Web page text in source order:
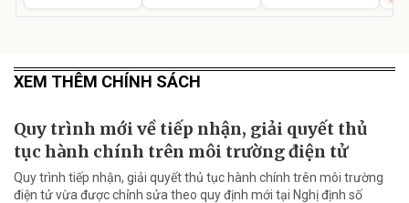
XEM THÊM CHÍNH SÁCH
Quy trình mới về tiếp nhận, giải quyết thủ
tục hành chính trên môi trường điện tử
Quy trình tiếp nhận, giải quyết thủ tục hành chính trên môi trường
điện tử vừa được chỉnh sửa theo quy định mới tại Nghị định số